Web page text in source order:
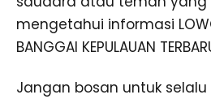
mengetahui informasi
BANGGAI KEPULAUAN
Jangan bosan untuk